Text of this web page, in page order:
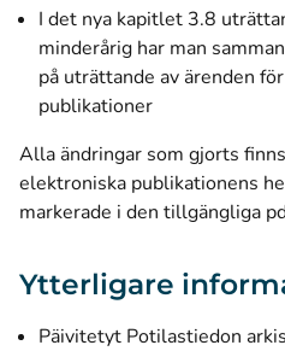
I det nya kapitlet 3.8
minderårig har man
på uträttande av ärenden
publikationer
Alla ändringar som gjorts
elektroniska publikationens
markerade i den tillgängliga
Ytterligare
Päivitetyt Potilastiedon